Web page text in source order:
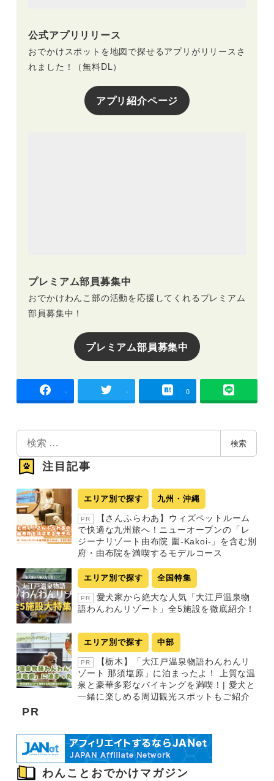
公式アプリリリース
おでかけスポットを地図で探せるアプリがリリースさ
れました！（無料DL）
アプリ紹介ページ
プレミアム部員募集中
おでかけわんこ部の活動を応援してくれるプレミアム
部員募集中！
プレミアム部員募集中
- - 0
索
検索
注目記事
エリア別で探す 九州・沖縄
PR
【さんふらわあ】ウィズペットルーム
で快適な九州旅へ！ニューオープンの「レ
ジーナリゾート由布院 圍-Kakoi-」を含む別
府・由布院を満喫するモデルコース
エリア別で探す 全国特集
PR
愛犬家から絶大な人気「大江戸温泉物
語わんわんリゾート」全5施設を徹底紹介！
エリア別で探す 中部
PR
【栃木】「大江戸温泉物語わんわんリ
ゾート 那須塩原」に泊まったよ！ 上質な温
泉と豪華多彩なバイキングを満喫！| 愛犬と
一緒に楽しめる周辺観光スポットもご紹介
PR
わんことおでかけマガジン